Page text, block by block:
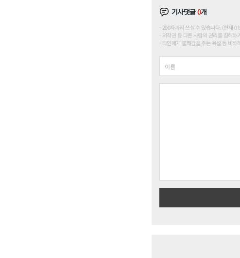
기사댓글0개
200자까지 쓰실 수 있습니다. (현재
저작권 등 다른 사람의 권리를 침해
타인에게 불쾌감을 주는 욕설 등 비